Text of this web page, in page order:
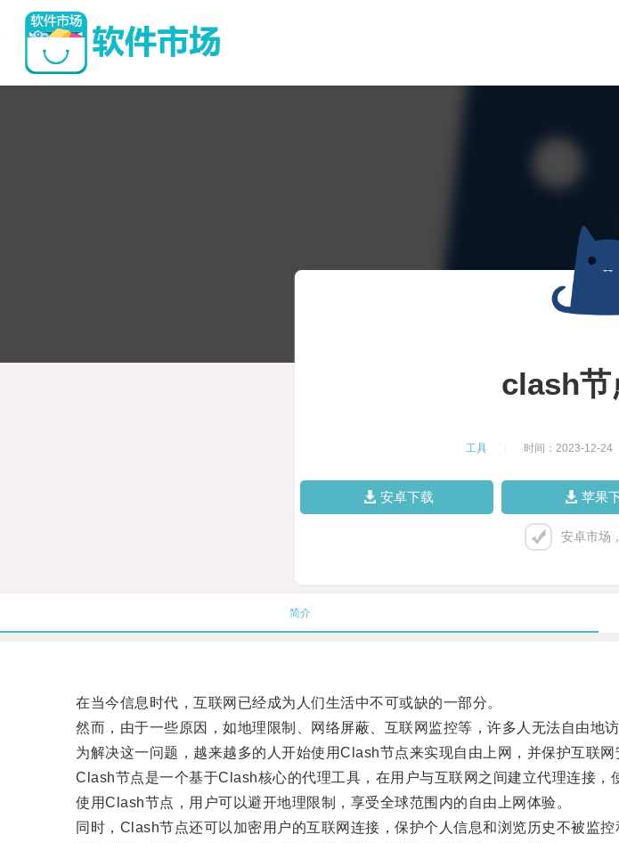
clash节
工具 时间：2023-12-24
安卓下载 苹果
安卓市场
简介
在当今信息时代，互联网已经成为人们生活中不可或缺的一部分。
然而，由于一些原因，如地理限制、网络屏蔽、互联网监控等，许多人无法自由地访
为解决这一问题，越来越多的人开始使用Clash节点来实现自由上网，并保护互联网
Clash节点是一个基于Clash核心的代理工具，在用户与互联网之间建立代理连接，
使用Clash节点，用户可以避开地理限制，享受全球范围内的自由上网体验。
同时，Clash节点还可以加密用户的互联网连接，保护个人信息和浏览历史不被监控